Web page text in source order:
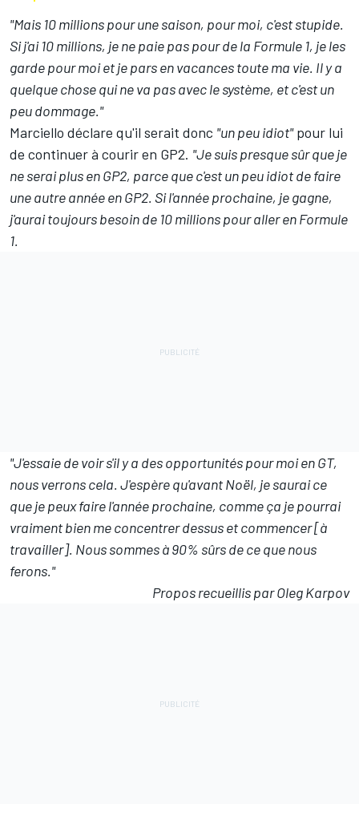
"Mais 10 millions pour une saison, pour moi, c'est stupide.
Si j'ai 10 millions, je ne paie pas pour de la Formule 1, je les
garde pour moi et je pars en vacances toute ma vie. Il y a
quelque chose qui ne va pas avec le système, et c'est un
peu dommage."
Marciello déclare qu'il serait donc "un peu idiot"pour lui
de continuer à courir en GP2. "Je suis presque sûr que je
ne serai plus en GP2, parce que c'est un peu idiot de faire
une autre année en GP2. Si l'année prochaine, je gagne,
j'aurai toujours besoin de 10 millions pour aller en Formule
1.
"J'essaie de voir s'il y a des opportunités pour moi en GT,
nous verrons cela. J'espère qu'avant Noël, je saurai ce
que je peux faire l'année prochaine, comme ça je pourrai
vraiment bien me concentrer dessus et commencer [à
travailler]. Nous sommes à 90% sûrs de ce que nous
ferons."
Propos recueillis par Oleg Karpov